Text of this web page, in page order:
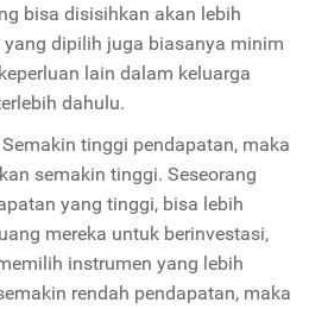
bisa disisihkan akan lebih
dipilih juga biasanya minim
lain dalam keluarga
dahulu.
Semakin tinggi pendapatan, maka
semakin tinggi. Seseorang
yang tinggi, bisa lebih
mereka untuk berinvestasi,
instrumen yang lebih
rendah pendapatan, maka